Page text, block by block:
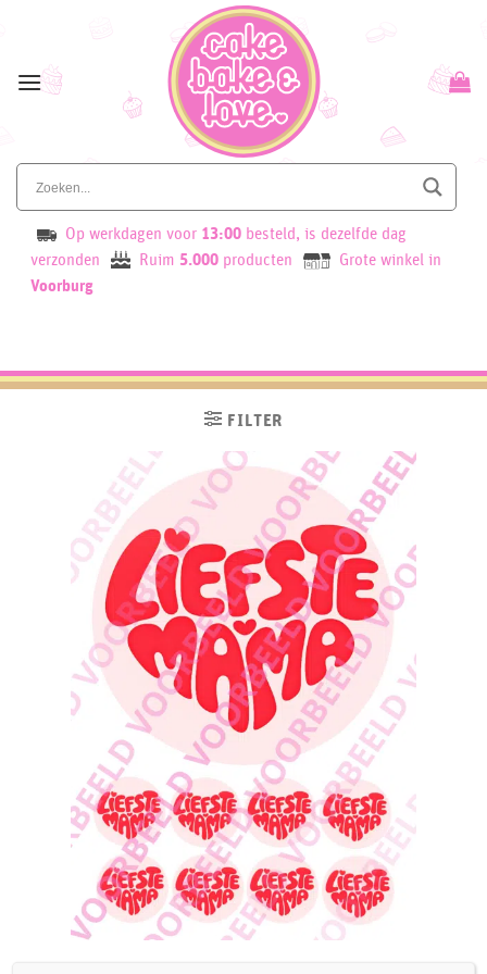
content
Op werkdagen voor 13:00 besteld, is dezelfde dag
verzonden
Ruim 5.000 producten
Grote winkel in
Voorburg
FILTER